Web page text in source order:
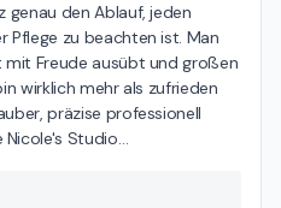
genau den Ablauf, jeden
zu beachten ist. Man
Freude ausübt und großen
wirklich mehr als zufrieden
präzise professionell
Studio…